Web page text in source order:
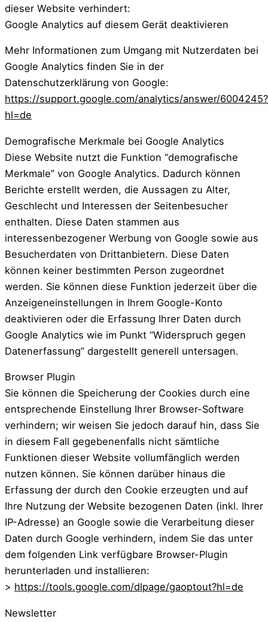
dieser Website verhindert:
Google Analytics auf diesem Gerät deaktivieren
Mehr Informationen zum Umgang mit Nutzerdaten bei
Google Analytics finden Sie in der
Datenschutzerklärung von Google:
https://support.google.com/analytics/answer/6004245?
hl=de
Demografische Merkmale bei Google Analytics
Diese Website nutzt die Funktion “demografische
Merkmale” von Google Analytics. Dadurch können
Berichte erstellt werden, die Aussagen zu Alter,
Geschlecht und Interessen der Seitenbesucher
enthalten. Diese Daten stammen aus
interessenbezogener Werbung von Google sowie aus
Besucherdaten von Drittanbietern. Diese Daten
können keiner bestimmten Person zugeordnet
werden. Sie können diese Funktion jederzeit über die
Anzeigeneinstellungen in Ihrem Google-Konto
deaktivieren oder die Erfassung Ihrer Daten durch
Google Analytics wie im Punkt “Widerspruch gegen
Datenerfassung” dargestellt generell untersagen.
Browser Plugin
Sie können die Speicherung der Cookies durch eine
entsprechende Einstellung Ihrer Browser-Software
verhindern; wir weisen Sie jedoch darauf hin, dass Sie
in diesem Fall gegebenenfalls nicht sämtliche
Funktionen dieser Website vollumfänglich werden
nutzen können. Sie können darüber hinaus die
Erfassung der durch den Cookie erzeugten und auf
Ihre Nutzung der Website bezogenen Daten (inkl. Ihrer
IP-Adresse) an Google sowie die Verarbeitung dieser
Daten durch Google verhindern, indem Sie das unter
dem folgenden Link verfügbare Browser-Plugin
herunterladen und installieren:
> https://tools.google.com/dlpage/gaoptout?hl=de
Newsletter